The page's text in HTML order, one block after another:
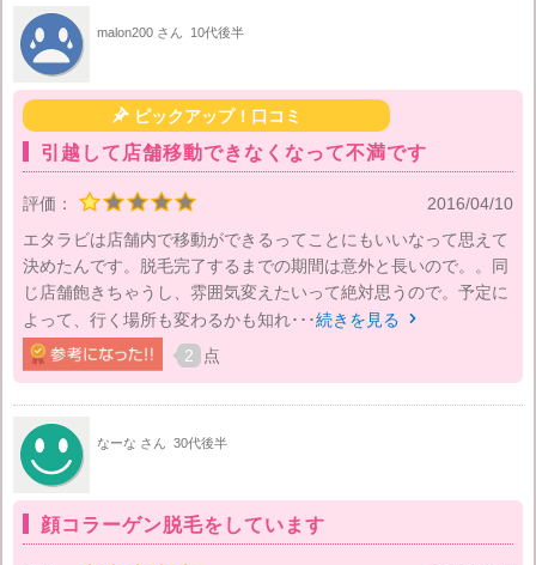
malon200 さん 10代後半
ピックアップ！口コミ
引越して店舗移動できなくなって不満です
評価：
2016/04/10
エタラビは店舗内で移動ができるってことにもいいなって思えて
決めたんです。脱毛完了するまでの期間は意外と長いので。。同
じ店舗飽きちゃうし、雰囲気変えたいって絶対思うので。予定に
よって、行く場所も変わるかも知れ･･･続きを見る 
2 点
なーな さん 30代後半
顔コラーゲン脱毛をしています